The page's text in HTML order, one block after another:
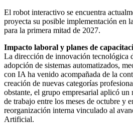
El robot interactivo se encuentra
proyecta su posible implementación en
para la primera mitad de 2027.
Impacto laboral y planes de
La dirección de innovación tecnológica
adopción de sistemas automatizados,
con IA ha venido acompañada de la
creación de nuevas categorías
obstante, el grupo empresarial aplicó un
de trabajo entre los meses de octubre y
reorganización interna vinculado al
Artificial.